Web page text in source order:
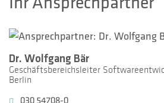
Dr. Wolfgang Bär
Geschäftsbereichsleiter
Berlin
030 54708-0